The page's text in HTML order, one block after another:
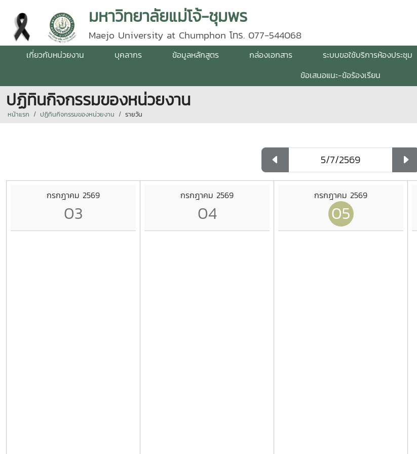
มหาวิทยาลัยแม่โจ้-ชุมพร
Maejo University at Chumphon โทร. 077-544068
เกี่ยวกับหน่วยงาน บุคลากร ข้อมูลหลักสูตร กล่องเอกสาร ระบบขอใช้บริการห้องประชุม
ข้อเสนอแนะ-ข้อร้องเรียน
ปฏิทินกิจกรรมของหน่วยงาน
หน้าแรก ปฏิทินกิจกรรมของหน่วยงาน รายวัน
กรกฎาคม 2569
03
กรกฎาคม 2569
04
กรกฎาคม 2569
05